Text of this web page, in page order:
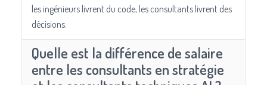
les ingénieurs livrent du code, les consultants livrent des
décisions.
Quelle est la différence de salaire
entre les consultants en stratégie